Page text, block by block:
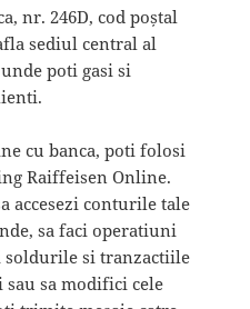
nr. 246D, cod poștal
sediul central al
poti gasi si
cu banca, poti folosi
Raiffeisen Online.
accesezi conturile tale
sa faci operatiuni
soldurile si tranzactiile
sa modifici cele